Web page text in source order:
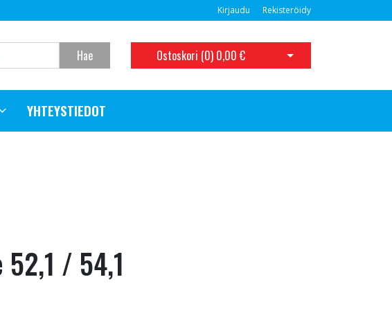
Kirjaudu Rekisteröidy
Hae Ostoskori (0) 0,00 € Avaa ostoskori
YHTEYSTIEDOT
52,1 / 54,1